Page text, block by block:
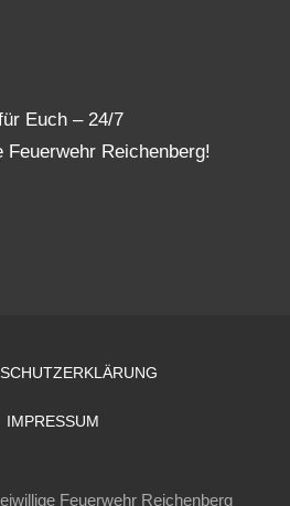
Euch – 24/7
Feuerwehr Reichenberg!
IMPRESSUM
Feuerwehr Reichenberg